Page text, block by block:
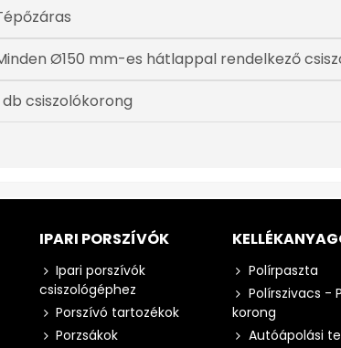
Ø150 mm-es hátlappal rendelkező
db csiszolókorong
IPARI PORSZÍVÓK
Ipari porszívók
csiszológéphez
Porszívó tartozékok
Porzsákok
Polírpaszta
Polírszivacs -
korong
Autóápolási